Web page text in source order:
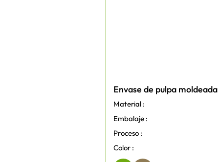
Envase de pulpa
Material :
Embalaje :
Proceso :
Color :